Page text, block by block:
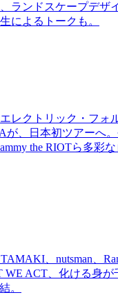
ランドスケープデザ
によるトークも。
レクトリック・フォ
が、日本初ツアーへ。
the RIOTら多彩
、nutsman、
WE ACT、化ける身が
。